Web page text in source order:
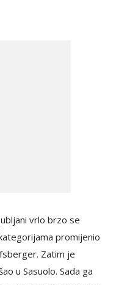
vrlo brzo se
promijenio
Zatim je
u Sasuolo. Sada ga